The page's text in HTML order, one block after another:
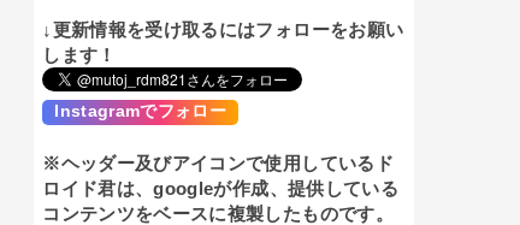
↓更新情報を受け取るにはフォローをお願い
します！
Instagramでフォロー
※ヘッダー及びアイコンで使用しているド
ロイド君は、googleが作成、提供している
コンテンツをベースに複製したものです。